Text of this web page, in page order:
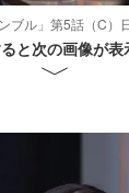
ブル」第5話（C）
と次の画像が